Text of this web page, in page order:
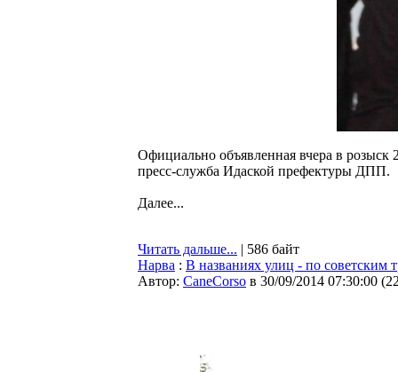
Официально объявленная вчера в розыск
пресс-служба Идаской префектуры ДПП.
Далее...
Читать дальше... | 586 байт
Нарва : В названиях улиц - по советским
Автор: CaneCorso в 30/09/2014 07:30:00 (